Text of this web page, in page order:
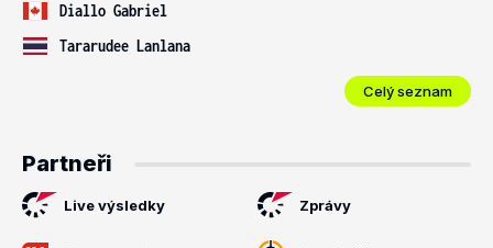
Diallo Gabriel
Tararudee Lanlana
Celý seznam
Partneři
Live výsledky Zprávy